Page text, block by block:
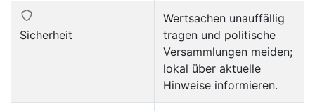
Sicherheit
Wertsachen unauffällig
tragen und politische
Versammlungen meiden;
lokal über aktuelle
Hinweise informieren.